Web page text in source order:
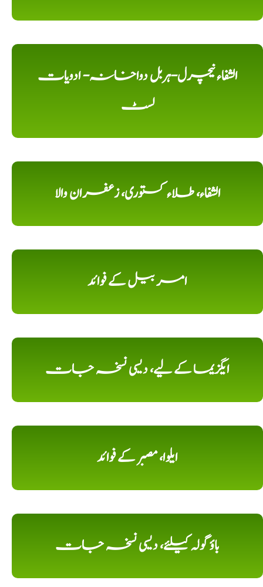
الشفاء نیچرل-ہربل دواخانہ- ادویات
لسٹ
الشفاء، طلاء کستوری، زعفران والا
امر بیل کے فوائد
ایگزیما کے لیے، دیسی نسخہ جات
ایلوا، مصبر کے فوائد
باؤ گولہ کیلئے، دیسی نسخہ جات